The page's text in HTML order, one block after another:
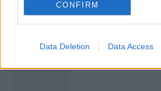
CONFIRM
Data Deletion Data Access